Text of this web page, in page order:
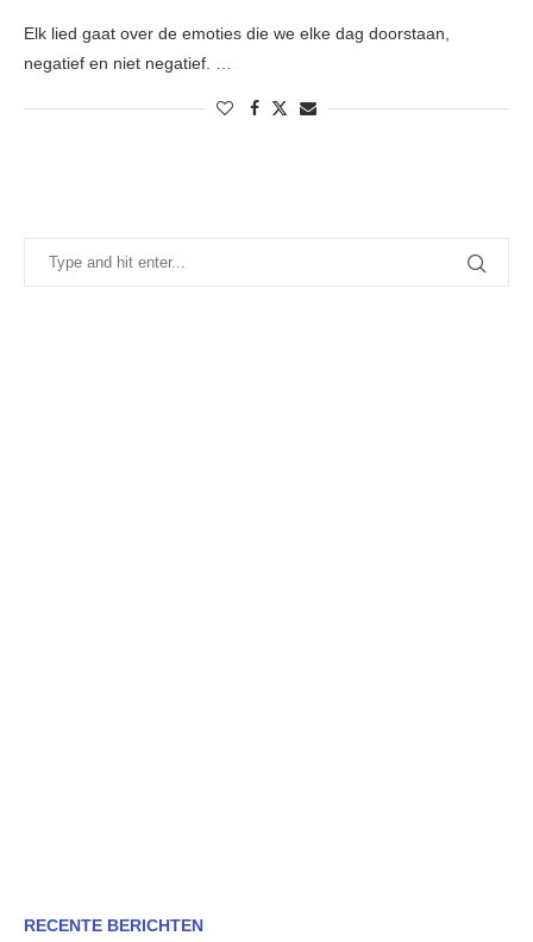
Elk lied gaat over de emoties die we elke dag doorstaan,
negatief en niet negatief. …
RECENTE BERICHTEN